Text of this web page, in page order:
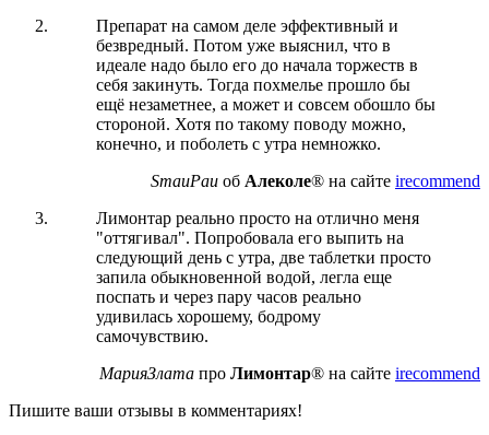
Препарат на самом деле эффективный и
безвредный. Потом уже выяснил, что в
идеале надо было его до начала торжеств в
себя закинуть. Тогда похмелье прошло бы
ещё незаметнее, а может и совсем обошло бы
стороной. Хотя по такому поводу можно,
конечно, и поболеть с утра немножко.
SmauPau об Алеколе® на сайте irecommend
Лимонтар реально просто на отлично меня
"оттягивал". Попробовала его выпить на
следующий день с утра, две таблетки просто
запила обыкновенной водой, легла еще
поспать и через пару часов реально
удивилась хорошему, бодрому
самочувствию.
МарияЗлата про Лимонтар® на сайте irecommend
Пишите ваши отзывы в комментариях!